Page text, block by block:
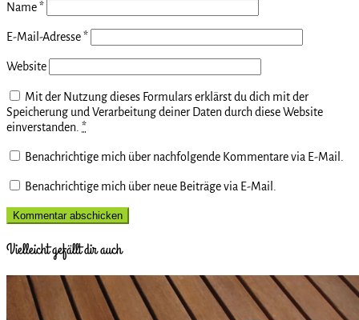
Name*
E-Mail-Adresse*
Website
Mit der Nutzung dieses Formulars erklärst du dich mit der
Speicherung und Verarbeitung deiner Daten durch diese Website
einverstanden. *
Benachrichtige mich über nachfolgende Kommentare via E-Mail.
Benachrichtige mich über neue Beiträge via E-Mail.
Vielleicht gefällt dir auch